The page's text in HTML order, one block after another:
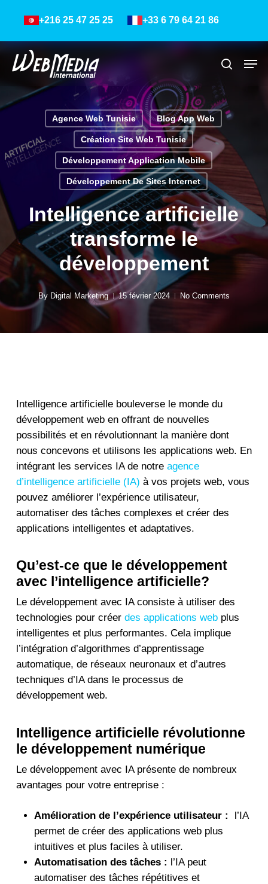
content
+216 25 47 25 25 +33 6 79 64 21 86
Agence Web Tunisie Blog App Web
Création Site Web Tunisie
Développement Application Mobile
Développement De Sites Internet
Intelligence artificielle
transforme le
développement
By Digital Marketing 15 février 2024 No Comments
Intelligence artificielle bouleverse le monde du
développement web en offrant de nouvelles
possibilités et en révolutionnant la manière dont
nous concevons et utilisons les applications web. En
intégrant les services IA de notre agence
d’intelligence artificielle (IA) à vos projets web, vous
pouvez améliorer l’expérience utilisateur,
automatiser des tâches complexes et créer des
applications intelligentes et adaptatives.
Qu’est-ce que le développement
avec l’intelligence artificielle?
Le développement avec IA consiste à utiliser des
technologies pour créer des applications webplus
intelligentes et plus performantes. Cela implique
l’intégration d’algorithmes d’apprentissage
automatique, de réseaux neuronaux et d’autres
techniques d’IA dans le processus de
développement web.
Intelligence artificielle révolutionne
le développement numérique
Le développement avec IA présente de nombreux
avantages pour votre entreprise :
Amélioration de l’expérience utilisateur :
l’IA
permet de créer des applications web plus
intuitives et plus faciles à utiliser.
Automatisation des tâches : l’IA peut
automatiser des tâches répétitives et